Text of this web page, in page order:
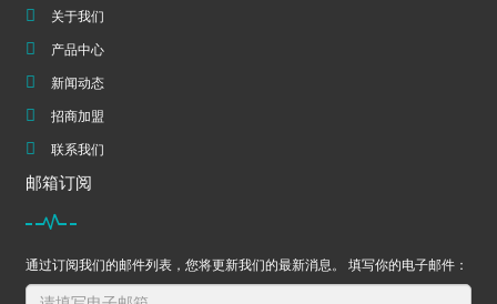
关于我们
产品中心
新闻动态
招商加盟
联系我们
邮箱订阅
通过订阅我们的邮件列表，您将更新我们的最新消息。 填写你的电子邮件：